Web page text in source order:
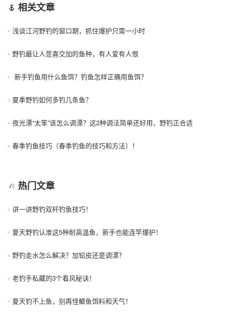
相关文章
浅谈江河野钓的窗口期，抓住爆护只需一小时
野钓最让人悲喜交加的鱼种，有人爱有人恨
新手钓鱼用什么鱼饵？钓鱼怎样正确用鱼饵？
夏季野钓如何多钓几条鱼？
夜光漂“太笨”该怎么调漂？这2种调法简单还好用，野钓正合适
春季钓鱼技巧（春季钓鱼的技巧和方法）！
热门文章
讲一讲野钓双杆钓鱼技巧！
夏天野钓认准这5种耐高温鱼，新手也能连竿爆护！
野钓走水怎么解决？加铅皮还是调漂？
老钓手私藏的3个看风秘诀！
夏天钓不上鱼，别再怪鲫鱼饵料和天气！